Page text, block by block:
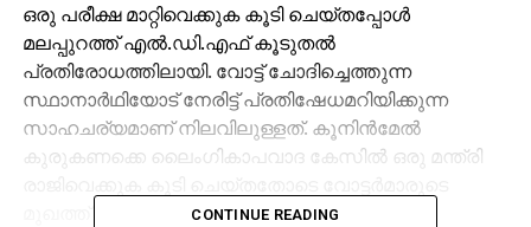
ഒരു പരീക്ഷ മാറ്റിവെക്കുക കൂടി ചെയ്തപ്പോള്‍
മലപ്പുറത്ത് എല്‍.ഡി.എഫ് കൂടുതല്‍
പ്രതിരോധത്തിലായി. വോട്ട് ചോദിച്ചെത്തുന്ന
സ്ഥാനാര്‍ഥിയോട് നേരിട്ട് പ്രതിഷേധമറിയിക്കുന്ന
സാഹചര്യമാണ് നിലവിലുള്ളത്. കൂനിന്‍മേല്‍
കുരുകണക്കെ ലൈംഗികാപവാദ കേസില്‍ ഒരു മന്ത്രി
മുഖത്ത് പോലും നോക്കാന്‍ പറ്റാത്ത വിധം
CONTINUE READING